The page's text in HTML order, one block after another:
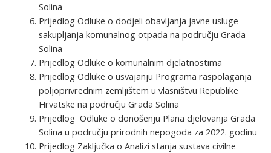
Solina
Prijedlog Odluke o dodjeli obavljanja javne usluge
sakupljanja komunalnog otpada na području Grada
Solina
Prijedlog Odluke o komunalnim djelatnostima
Prijedlog Odluke o usvajanju Programa raspolaganja
poljoprivrednim zemljištem u vlasništvu Republike
Hrvatske na području Grada Solina
Prijedlog Odluke o donošenju Plana djelovanja Grada
Solina u području prirodnih nepogoda za 2022. godinu
Prijedlog Zaključka o Analizi stanja sustava civilne